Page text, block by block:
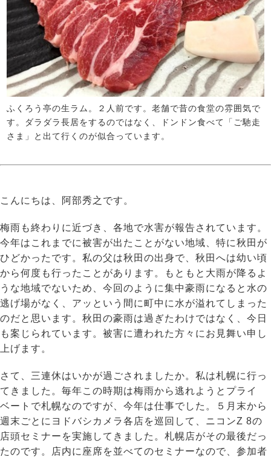
ふくろう亭の生ラム。２人前です。老舗で昔の食堂の雰囲気で
す。ダラダラ長居をするのではなく、ドンドン食べて「ご馳走
さま」と出て行くのが似合っています。
こんにちは、阿部秀之です。
梅雨も終わりに近づき、各地で水害が報告されています。
今年はこれまでに被害が出たことがない地域、特に秋田が
ひどかったです。私の父は秋田の出身で、秋田へは幼い頃
から何度も行ったことがあります。もともと大雨が降るよ
うな地域でないため、今回のように集中豪雨になると水の
逃げ場がなく、アッという間に町中に水が溢れてしまった
のだと思います。秋田の豪雨は過ぎたわけではなく、今日
も案じられています。被害に遭われた方々にお見舞い申し
上げます。
さて、三連休はいかが過ごされましたか。私は札幌に行っ
てきました。毎年この時期は梅雨から逃れようとプライ
ベートで札幌なのですが、今年は仕事でした。５月末から
週末ごとにヨドバシカメラ各店を巡回して、ニコンZ 8の
店頭セミナーを実施してきました。札幌店がその最後だっ
たのです。店内に座席を並べてのセミナーなので、参加者